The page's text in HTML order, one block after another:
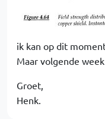
ik kan op dit
Maar volgende
Groet,
Henk.